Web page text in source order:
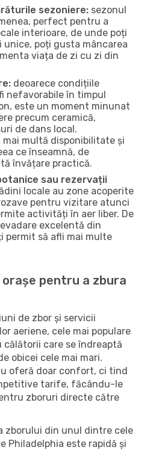
sezoniere: sezonul
perfect pentru a
interioare, de unde poți
unice, poți gusta mâncarea
viața de zi cu zi din
deoarece condițiile
nefavorabile în timpul
este un moment minunat
precum ceramică,
de dans local.
multă disponibilitate și
ce înseamnă, de
învățare practică.
sau rezervații
locale au zone acoperite
pentru vizitare atunci
activități în aer liber. De
excelentă din
permit să afli mai multe
orașe pentru a zbura
de zbor și servicii
aeriene, cele mai populare
călătorii care se îndreaptă
obicei cele mai mari.
oferă doar confort, ci tind
tarife, făcându-le
zboruri directe către
zborului din unul dintre cele
Philadelphia este rapidă și